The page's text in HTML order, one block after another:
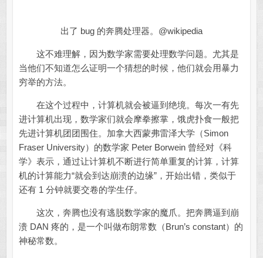
出了 bug 的奔腾处理器。@wikipedia
这不难理解，因为数学家需要处理数学问题。尤其是
当他们不知道怎么证明一个猜想的时候，他们就会用暴力
穷举的方法。
在这个过程中，计算机就会被逼到绝境。每次一有先
进计算机出现，数学家们就会摩拳擦掌，饿虎扑食一般把
先进计算机团团围住。加拿大西蒙弗雷泽大学（Simon
Fraser University）的数学家 Peter Borwein 曾经对《科
学》表示，通过让计算机不断进行简单重复的计算，计算
机的计算能力“就会到达崩溃的边缘”，开始出错，类似于
还有 1 分钟就要交卷的学生仔。
这次，奔腾也没有逃脱数学家的魔爪。把奔腾逼到崩
溃 DAN 疼的，是一个叫做布朗常数（Brun’s constant）的
神秘常数。